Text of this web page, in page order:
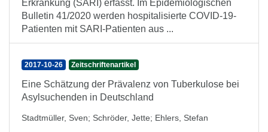
Erkrankung (SARI) erfasst. Im Epidemiologischen
Bulletin 41/2020 werden hospitalisierte COVID-19-
Patienten mit SARI-Patienten aus ...
2017-10-26 Zeitschriftenartikel
Eine Schätzung der Prävalenz von Tuberkulose bei
Asylsuchenden in Deutschland
Stadtmüller, Sven; Schröder, Jette; Ehlers, Stefan